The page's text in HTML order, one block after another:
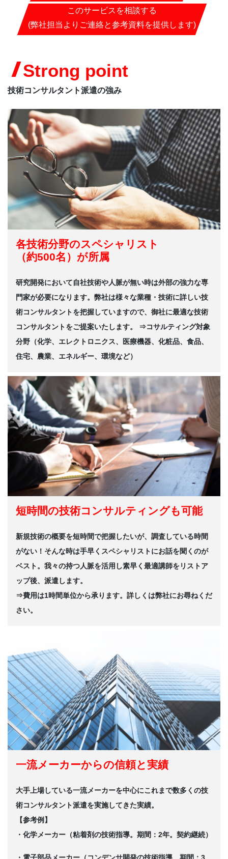
このサービスを相談する
(弊社担当よりご連絡と参考資料を提供します)
Strong point
技術コンサルタント派遣の強み
各技術分野のスペシャリスト
（約500名）が所属
研究開発において自社技術や人脈が無い時は外部の強力な専
門家が必要になります。弊社は様々な業種・技術に詳しい技
術コンサルタントを把握していますので、御社に最適な技術
コンサルタントをご提案いたします。 ⇒コサルティング対象
分野（化学、エレクトロニクス、医療機器、化粧品、食品、
住宅、農業、エネルギー、環境など）
短時間の技術コンサルティングも可能
新規技術の概要を短時間で把握したいが、調査している時間
がない！そんな時は手早くスペシャリストにお話を聞くのが
ベスト。我々の持つ人脈を活用し素早く最適講師をリストア
ップ後、派遣します。
⇒費用は1時間単位から承ります。詳しくは弊社にお尋ねくだ
さい。
一流メーカーからの信頼と実績
大手上場している一流メーカーを中心にこれまで数多くの技
術コンサルタント派遣を実施してきた実績。
【参考例】
・化学メーカー（粘着剤の技術指導。期間：2年。契約継続）